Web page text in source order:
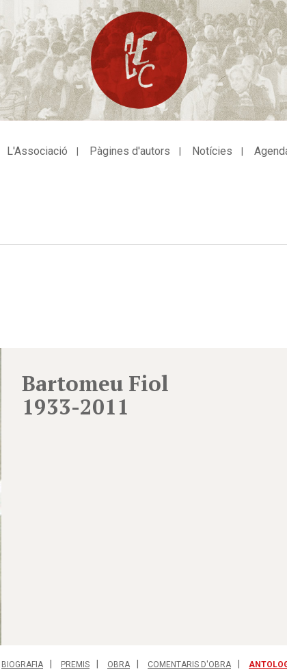
L'Associació Pàgines d'autors Notícies
Bartomeu Fiol
1933-2011
BIOGRAFIA PREMIS OBRA COMENTARIS D'OBRA